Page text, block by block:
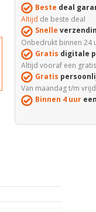
Beste deal
Altijd de beste deal
Snelle
Onbedrukt binnen 24
Gratis digitale
Altijd vooraf een
Gratis
Van maandag t/m
Binnen 4 uur